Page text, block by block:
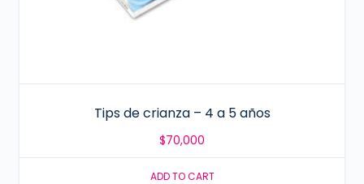
Tips de crianza – 4 a 5 años
$70,000
ADD TO CART